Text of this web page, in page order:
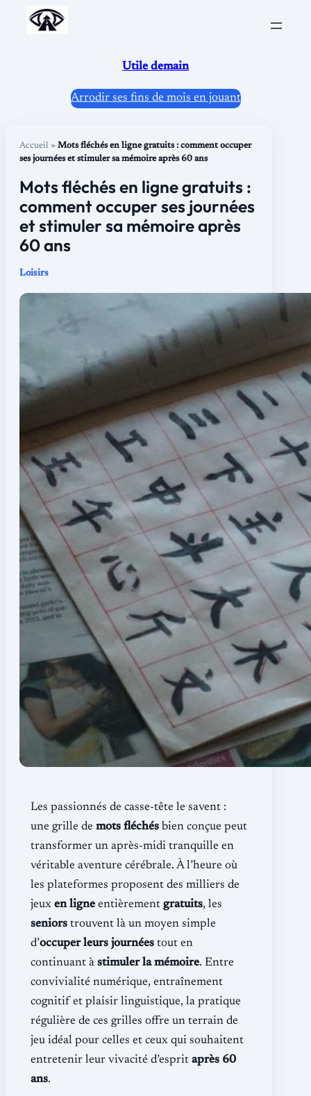
Aller
Utile demain
Arrodir ses fins de mois en jouant
Accueil » Mots fléchés en ligne gratuits : comment occuper
ses journées et stimuler sa mémoire après 60 ans
Mots fléchés en ligne gratuits :
comment occuper ses journées
et stimuler sa mémoire après
60 ans
Loisirs
Les passionnés de casse-tête le savent :
une grille de mots fléchés bien conçue peut
transformer un après-midi tranquille en
véritable aventure cérébrale. À l’heure où
les plateformes proposent des milliers de
jeux en ligne entièrement gratuits, les
seniors trouvent là un moyen simple
d’occuper leurs journées tout en
continuant à stimuler la mémoire. Entre
convivialité numérique, entraînement
cognitif et plaisir linguistique, la pratique
régulière de ces grilles offre un terrain de
jeu idéal pour celles et ceux qui souhaitent
entretenir leur vivacité d’esprit après 60
ans.